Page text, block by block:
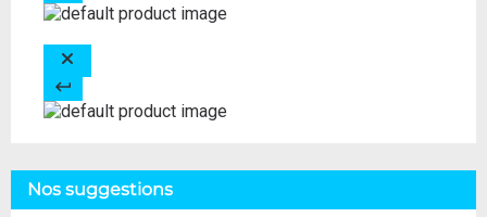
Nos suggestions